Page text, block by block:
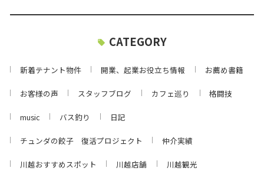
CATEGORY
新着テナント物件 開業、起業お役立ち情報 お薦め書籍
お客様の声 スタッフブログ カフェ巡り 格闘技
music バス釣り 日記
チュンダの餃子 復活プロジェクト 仲介実績
川越おすすめスポット 川越店舗 川越観光